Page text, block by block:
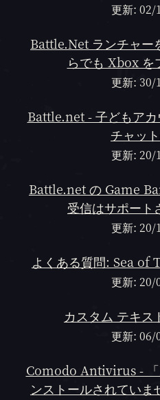
更新: 02/
Battle.Net ランチャー
らでも Xbox を
更新: 30/
Battle.net - 子どもア
チャッ
更新: 20/
Battle.net の Game
受信はサポート
更新: 20/
よくある質問: Sea of
更新: 20/
カスタム テキス
更新: 06/
Comodo Antivirus -
ンストールされてい